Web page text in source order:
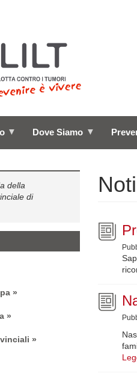
Dove Siamo
della
di